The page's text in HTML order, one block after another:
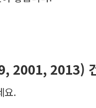
2001, 2013)
요.